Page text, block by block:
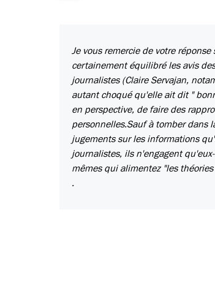
Je vous remercie de votre
certainement équilibré les avis
journalistes (Claire Servajan,
autant choqué qu'elle ait dit "
en perspective, de faire des
personnelles.Sauf à tomber dans
jugements sur les informations
journalistes, ils n'engagent
mêmes qui alimentez "les
.